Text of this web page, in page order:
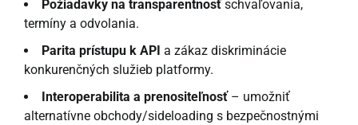
Požiadavky na transparentnosťschvaľovania,
termíny a odvolania.
Parita prístupu k API a zákaz diskriminácie
konkurenčných služieb platformy.
Interoperabilita a prenositeľnosť– umožniť
alternatívne obchody/sideloading s bezpečnostnými